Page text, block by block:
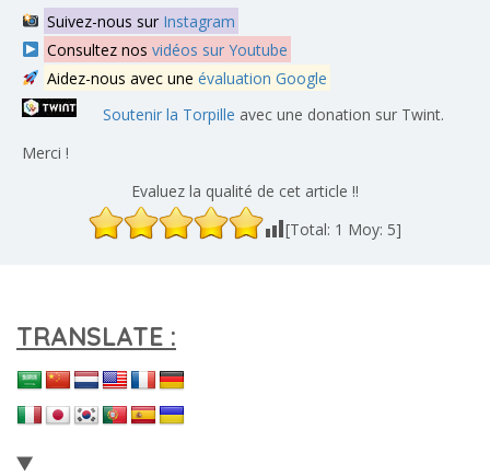
Suivez-nous sur Instagram
Consultez nos vidéos sur Youtube
Aidez-nous avec une évaluation Google
Soutenir la Torpille avec une donation sur Twint.
Merci !
Evaluez la qualité de cet article !!
[Total: 1 Moy: 5]
TRANSLATE :